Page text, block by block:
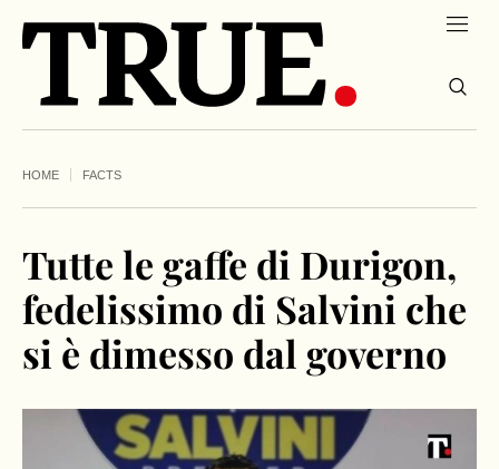
HOME FACTS
Tutte le gaffe di Durigon,
fedelissimo di Salvini che
si è dimesso dal governo